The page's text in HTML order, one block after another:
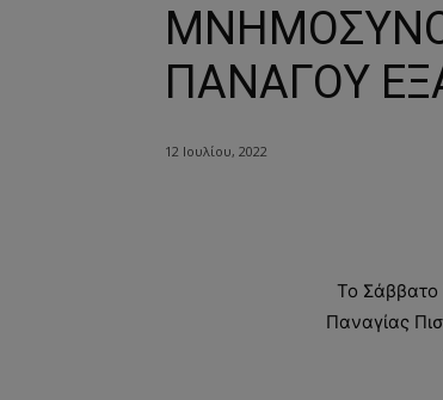
ΜΝΗΜΟΣΥΝΟ
ΠΑΝΑΓΟΥ
12 Ιουλίου, 2022
Το Σάββατο
Παναγίας